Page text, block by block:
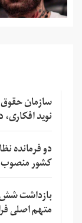
سازمان
نوید
دو فرمانده
کشور
بازداشت
متهم اصلی